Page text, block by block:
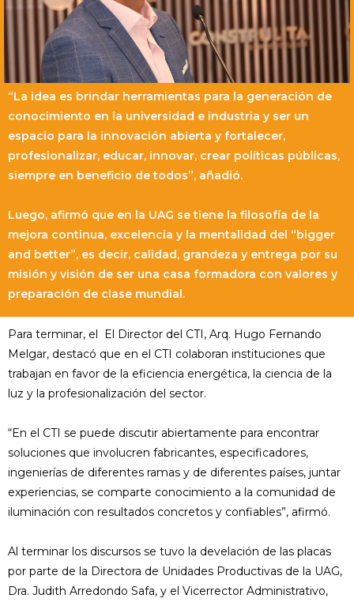
“La idea es brindar herramientas para la generación de
conocimiento en la universidad e industria y ser un
espacio para la innovación abierta y fortalecer,
profesionalizar, educar, innovar, crear políticas públicas,
siempre en beneficio de todos”, añadió.
Luego, afirmó que en la UAG se tiene la filosofía de la
mejora continua, excelencia y la mentalidad del “bigger
and better”, es decir, calidad, grandeza y entrega por su
misión y visión de ser una casa formadora con valores y
preparación de clase mundial.
Para terminar, el El Director del CTI, Arq. Hugo Fernando
Melgar, destacó que en el CTI colaboran instituciones que
trabajan en favor de la eficiencia energética, la ciencia de la
luz y la profesionalización del sector.
“En el CTI se puede discutir abiertamente para encontrar
soluciones que involucren fabricantes, especificadores,
ingenierías de diferentes ramas y de diferentes países, juntar
experiencias, se comparte conocimiento a la comunidad de
iluminación con resultados concretos y confiables”, afirmó.
Al terminar los discursos se tuvo la develación de las placas
por parte de la Directora de Unidades Productivas de la UAG,
Dra. Judith Arredondo Safa, y el Vicerrector Administrativo,